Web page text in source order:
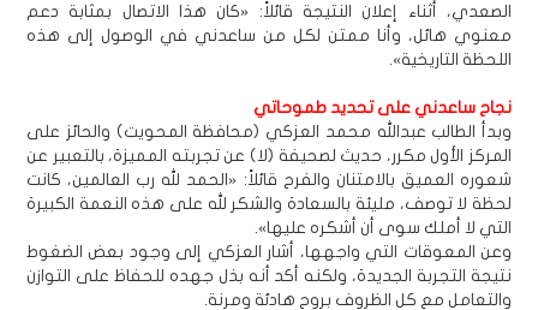
الصعدي، أثناء إعلان النتيجة قائلاً: «كان هذا الاتصال بمثابة دعم
معنوي هائل، وأنا ممتن لكل من ساعدني في الوصول إلى هذه
اللحظة التاريخية».
نجاح ساعدني على تحديد طموحاتي
وبدأ الطالب عبدالله محمد العزكي (محافظة المحويت) والحائز على
المركز الأول مكرر، حديث لصحيفة (لا) عن تجربته المميزة، بالتعبير عن
شعوره العميق بالامتنان والفرح قائلاً: «الحمد لله رب العالمين، كانت
لحظة لا توصف، مليئة بالسعادة والشكر لله على هذه النعمة الكبيرة
التي لا أملك سوى أن أشكره عليها».
وعن المعوقات التي واجهها، أشار العزكي إلى وجود بعض الضغوط
نتيجة التجربة الجديدة، ولكنه أكد أنه بذل جهده للحفاظ على التوازن
والتعامل مع كل الظروف بروح هادئة ومرنة.